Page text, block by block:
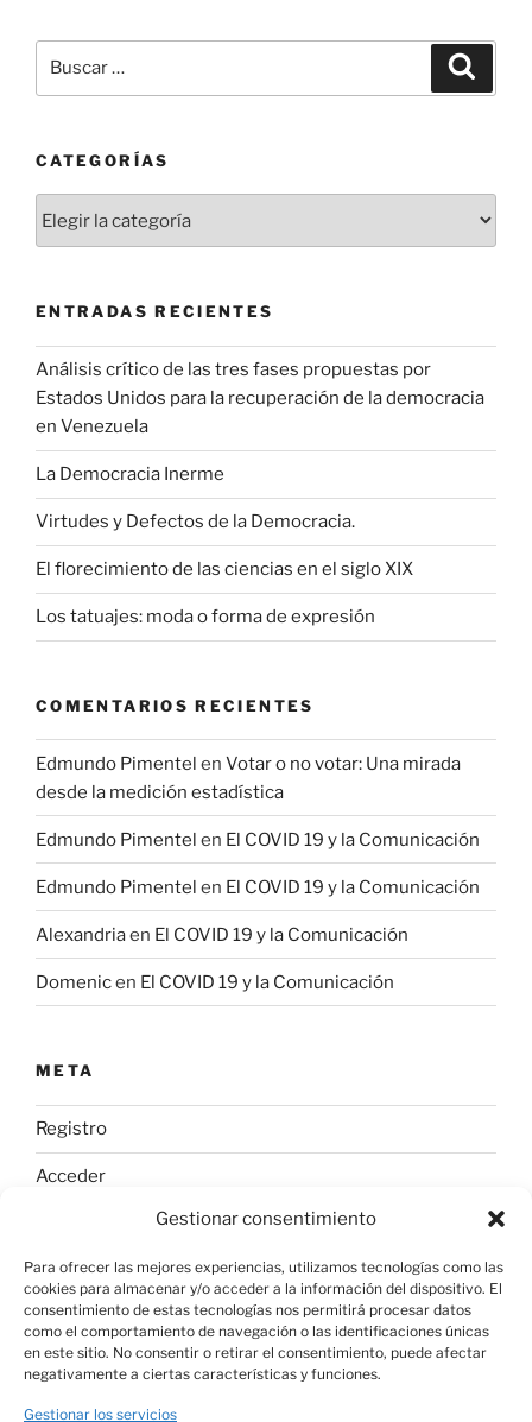
Gestionar consentimiento
Para ofrecer las mejores experiencias, utilizamos tecnologías como las
cookies para almacenar y/o acceder a la información del dispositivo. El
consentimiento de estas tecnologías nos permitirá procesar datos
como el comportamiento de navegación o las identificaciones únicas
en este sitio. No consentir o retirar el consentimiento, puede afectar
negativamente a ciertas características y funciones.
Gestionar los servicios
por:
CATEGORÍAS
ENTRADAS RECIENTES
Análisis crítico de las tres fases propuestas por
Estados Unidos para la recuperación de la democracia
en Venezuela
La Democracia Inerme
Virtudes y Defectos de la Democracia.
El florecimiento de las ciencias en el siglo XIX
Los tatuajes: moda o forma de expresión
COMENTARIOS RECIENTES
Edmundo Pimentel en Votar o no votar: Una mirada
desde la medición estadística
Edmundo Pimentel en El COVID 19 y la Comunicación
Edmundo Pimentel en El COVID 19 y la Comunicación
Alexandriaen El COVID 19 y la Comunicación
Domenicen El COVID 19 y la Comunicación
META
Registro
Acceder
Feed de entradas
Feed de comentarios
WordPress.org